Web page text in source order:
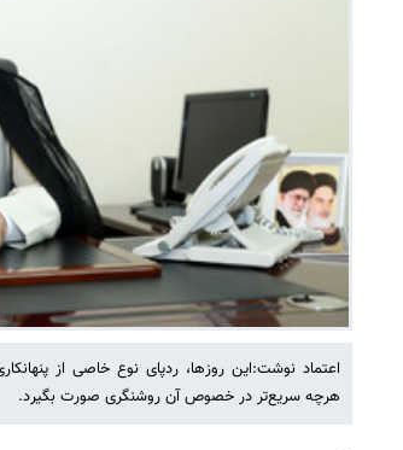
اعتماد نوشت:این روزها، ردپای نوع خاصی از
هرچه سریع‌تر در خصوص آن روشنگری صورت بگیرد.